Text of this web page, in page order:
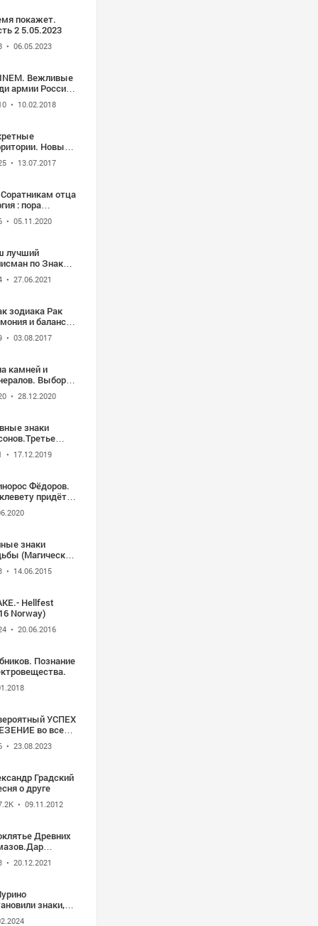
покажет.
2 5.05.2023
• 06.05.2023
Вежливые
армии России
• 10.02.2018
Новый
период
1080p)
• 13.07.2017
отца
: пора
мозги !"
№65.2 от
• 05.11.2020
лучший
по Знаку
• 27.06.2021
зодиака Рак
и баланс
ритмы
• 03.08.2017
камней и
Выборка
из кольца
• 28.12.2020
знаки
2019. Сиэтл.
миром правят
• 17.12.2019
Фёдоров.
придётся
знаки
(Магический
• 14.06.2015
Hellfest
Norway)
• 20.06.2016
Познание
УСПЕХ
во всех
| Формула
• 23.08.2023
Градский
о друге
• 09.11.2012
Древних
С
• 20.12.2021
знаки,
запрещают